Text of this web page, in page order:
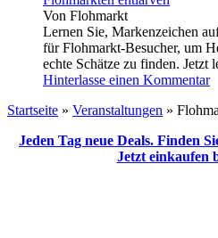
Von Flohmarkt
Lernen Sie, Markenzeichen
für Flohmarkt-Besucher, um
echte Schätze zu finden. Jetzt
Hinterlasse einen Kommentar
Startseite » Veranstaltungen »
Jeden Tag neue Deals. Finden
Jetzt einkaufen